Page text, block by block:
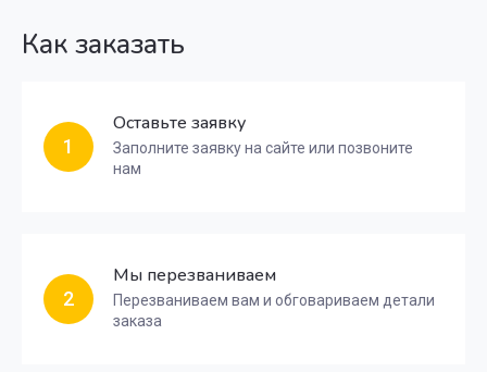
Как заказать
1
Оставьте заявку
Заполните заявку на сайте или позвоните
нам
2
Мы перезваниваем
Перезваниваем вам и обговариваем детали
заказа